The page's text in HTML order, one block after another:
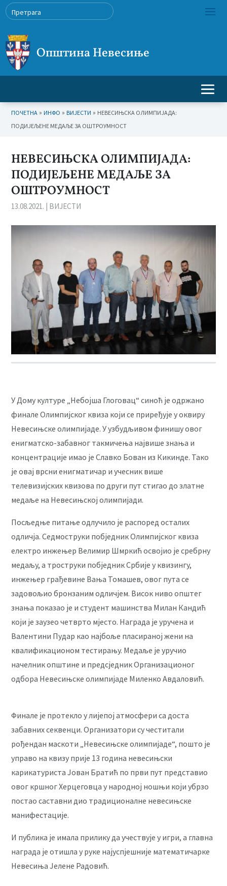
Општина Невесиње
ПОЧЕТНА » ИНФО » ВИЈЕСТИ » НЕВЕСИЊСКА ОЛИМПИЈАДА:
ПОДИЈЕЉЕНЕ МЕДАЉЕ ЗА ОШТРОУМНОСТ
НЕВЕСИЊСКА ОЛИМПИЈАДА:
ПОДИЈЕЉЕНЕ МЕДАЉЕ ЗА
ОШТРОУМНОСТ
13.08.2021. | ВИЈЕСТИ
У Дому културе „Небојша Глоговац“ синоћ је одржано
финале Олимпијског квиза који се приређује у оквиру
Невесињске олимпијаде. У узбудљивом финишу овог
енигматско-забавног такмичења највише знања и
концентрације имао је Славко Бован из Кикинде. Тако
је овај врсни енигматичар и учесник више
телевизијских квизова по други пут стигао до златне
медаље на Невесињској олимпијади.
Посљедње питање одлучило је распоред осталих
одличја. Седмоструки побједник Олимпијског квиза
електро инжењер Велимир Шмркић освојио је сребрну
медаљу, а троструки побједник Србије у квизингу,
инжењер грађевине Вања Томашев, овог пута се
задовољио бронзаним одличјем. Висок ниво општег
знања показао је и студент машинства Милан Кандић
који је заузео четврто мјесто. Награда је уручена и
Валентини Пудар као најбоље пласираној жени на
квалификационом тестирању. Медаље је уручио
начелник општине и предсједник Организационог
одбора Невесињске олимпијаде Миленко Авдаловић.
Финале је протекло у лијепој атмосфери са доста
забавних секвенци. Организатори су честитали
рођендан маскоти „Невесињске олимпијаде“, пошто је
управо на квизу прије 13 година невесињски
карикатуриста Јован Братић по први пут представио
овог кршног Херцеговца у народној ношњи који убрзо
постао саставни дио традиционалне невесињске
манифестације.
И публика је имала прилику да учествује у игри, а главна
награда је отишла у руке најуспјешније математичарке
Невесиња Јелене Радовић.